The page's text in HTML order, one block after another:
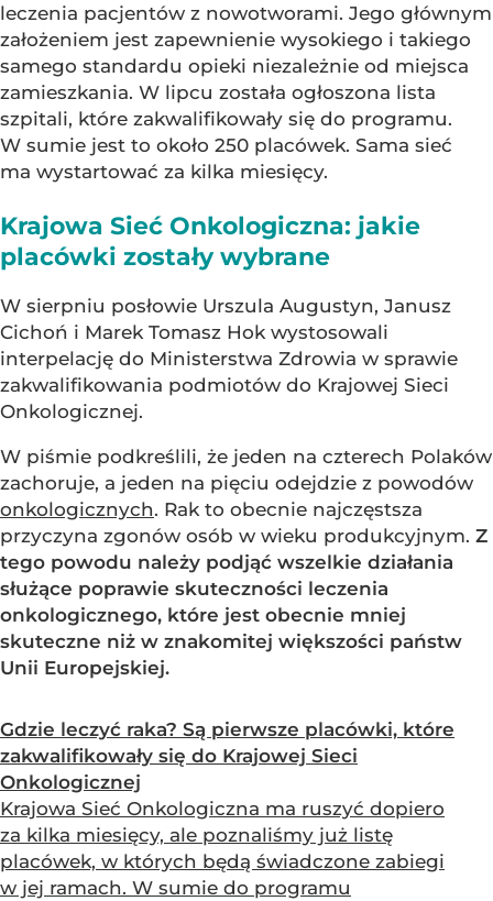
leczenia pacjentów z nowotworami. Jego głównym
założeniem jest zapewnienie wysokiego i takiego
samego standardu opieki niezależnie od miejsca
zamieszkania. W lipcu została ogłoszona lista
szpitali, które zakwalifikowały się do programu.
W sumie jest to około 250 placówek. Sama sieć
ma wystartować za kilka miesięcy.
Krajowa Sieć Onkologiczna: jakie
placówki zostały wybrane
W sierpniu posłowie Urszula Augustyn, Janusz
Cichoń i Marek Tomasz Hok wystosowali
interpelację do Ministerstwa Zdrowia w sprawie
zakwalifikowania podmiotów do Krajowej Sieci
Onkologicznej.
W piśmie podkreślili, że jeden na czterech Polaków
zachoruje, a jeden na pięciu odejdzie z powodów
onkologicznych. Rak to obecnie najczęstsza
przyczyna zgonów osób w wieku produkcyjnym. Z
tego powodu należy podjąć wszelkie działania
służące poprawie skuteczności leczenia
onkologicznego, które jest obecnie mniej
skuteczne niż w znakomitej większości państw
Unii Europejskiej.
Gdzie leczyć raka? Są pierwsze placówki, które
zakwalifikowały się do Krajowej Sieci
Onkologicznej
Krajowa Sieć Onkologiczna ma ruszyć dopiero
za kilka miesięcy, ale poznaliśmy już listę
placówek, w których będą świadczone zabiegi
w jej ramach. W sumie do programu